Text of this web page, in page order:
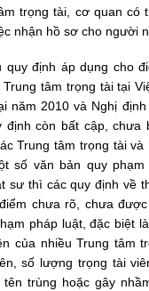
trọng tài, cơ quan có
nhận hồ sơ cho người
quy định áp dụng cho
tâm trọng tài tại
năm 2010 và Nghị
định còn bất cập, chưa
Trung tâm trọng tài
số văn bản quy
sư thì các quy định về
chưa rõ, chưa
pháp luật, đặc biệt
của nhiều Trung tâm
số lượng trọng tài
trùng hoặc gây